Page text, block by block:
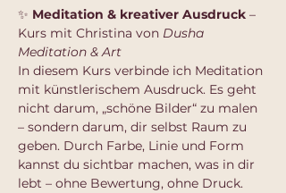
✨ Meditation & kreativer Ausdruck –
Kurs mit Christina von Dusha
Meditation & Art
In diesem Kurs verbinde ich Meditation
mit künstlerischem Ausdruck. Es geht
nicht darum, „schöne Bilder“ zu malen
– sondern darum, dir selbst Raum zu
geben. Durch Farbe, Linie und Form
kannst du sichtbar machen, was in dir
lebt – ohne Bewertung, ohne Druck.